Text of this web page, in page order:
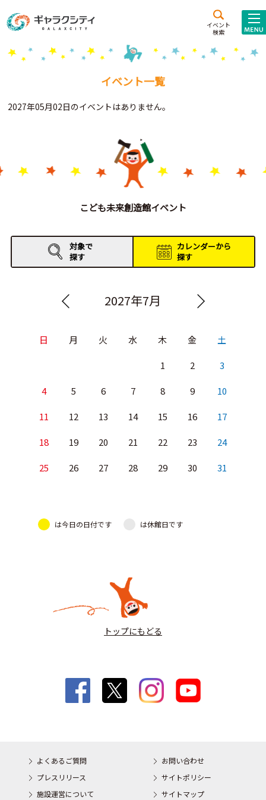
イベント
検索
施設案内
こども
西新井
施設･
Gがくえん
お知らせ
イベントレポート
イベント一覧
2027年05月02日のイベントはありません。
こども未来創造館イベント
対象で
探す
カレンダーから
探す
2027年7月
日 月 火 水 木 金 土
1 2 3
4 5 6 7 8 9 10
11 12 13 14 15 16 17
18 19 20 21 22 23 24
25 26 27 28 29 30 31
は今日の日付です は休館日です
トップにもどる
よくあるご質問
お問い合わせ
プレスリリース
サイトポリシー
施設運営について
サイトマップ